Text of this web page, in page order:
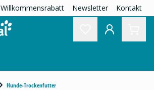
Willkommensrabatt Newsletter Kontakt
Hunde-Trockenfutter